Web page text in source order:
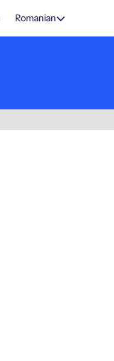
Romanian